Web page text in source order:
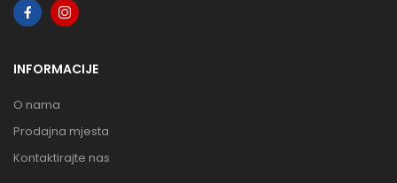
INFORMACIJE
O nama
Prodajna mjesta
Kontaktirajte nas